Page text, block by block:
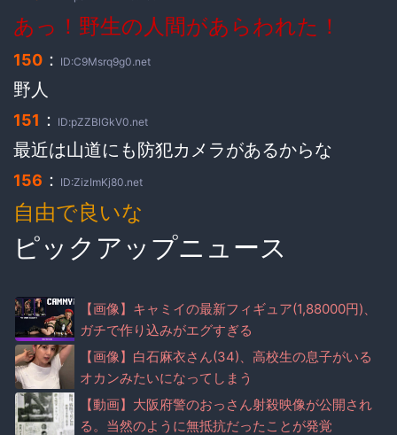
あっ！野生の人間があらわれた！
150 ： ID:C9Msrq9g0.net
野人
151 ： ID:pZZBlGkV0.net
最近は山道にも防犯カメラがあるからな
156 ： ID:ZizImKj80.net
自由で良いな
ピックアップニュース
【画像】キャミイの最新フィギュア(1,88000円)、
ガチで作り込みがエグすぎる
【画像】白石麻衣さん(34)、高校生の息子がいる
オカンみたいになってしまう
【動画】大阪府警のおっさん射殺映像が公開され
る。当然のように無抵抗だったことが発覚